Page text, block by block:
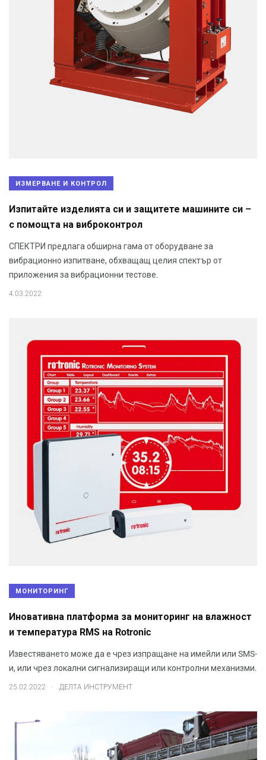
ИЗМЕРВАНЕ И КОНТРОЛ
Изпитайте изделията си и защитете машините си –
с помощта на виброконтрол
СПЕКТРИ предлага обширна гама от оборудване за
вибрационно изпитване, обхващащ целия спектър от
приложения за вибрационни тестове.
4.03.2022
МОНИТОРИНГ
Иновативна платформа за мониторинг на влажност
и температура RMS на Rotronic
Известяването може да е чрез изпращане на имейли или SMS-
и, или чрез локални сигнализиращи или контролни механизми.
25.02.2022 ДЕЛТА ИНСТРУМЕНТ